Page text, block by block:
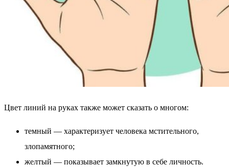
Цвет линий на руках также может сказать о многом:
темный — характеризует человека мстительного,
злопамятного;
желтый — показывает замкнутую в себе личность.